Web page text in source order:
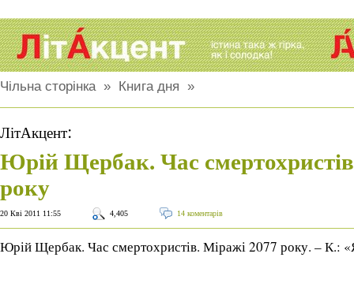
Чільна сторінка» Книга дня »
ЛітАкцент:
Юрій Щербак. Час
року
20 Кві 2011 11:55 4,405 14 коментарів
Юрій Щербак. Час смертохристів. Міражі 2077 року. – К.: